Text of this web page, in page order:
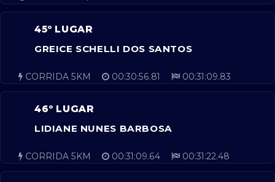
45º LUGAR
GREICE SCHELLI DOS SANTOS
CORRIDA 5KM 00:30:56.81 00:31:09.83
46º LUGAR
LIDIANE NUNES BARBOSA
CORRIDA 5KM 00:31:09.64 00:31:22.48